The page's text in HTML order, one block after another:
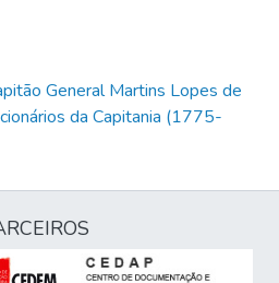
General Martins Lopes de
da Capitania (1775-